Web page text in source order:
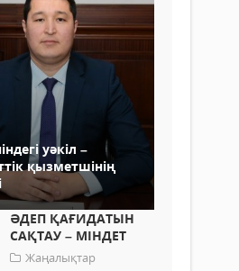
уәкіл –
қызметшінің
ӘДЕП ҚАҒИДАТЫН
САҚТАУ – МІНДЕТ
Жаңалықтар